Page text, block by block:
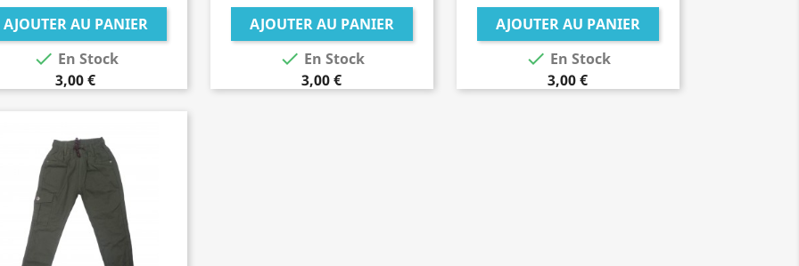
AJOUTER AU PANIER
 En Stock
3,00 €
AJOUTER AU PANIER
 En Stock
3,00 €
AJOUTER AU PANIER
 En Stock
3,00 €